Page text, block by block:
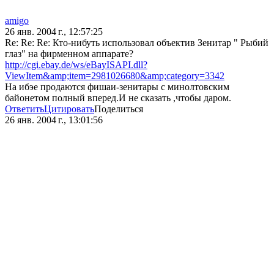
amigo
26 янв. 2004 г., 12:57:25
Re: Re: Re: Кто-нибуть использовал объектив Зенитар " Рыбий
глаз" на фирменном аппарате?
http://cgi.ebay.de/ws/eBayISAPI.dll?
ViewItem&amp;item=2981026680&amp;category=3342
На ибэе продаются фишаи-зенитары с минолтовским
байонетом полный вперед.И не сказать ,чтобы даром.
ОтветитьЦитироватьПоделиться
26 янв. 2004 г., 13:01:56